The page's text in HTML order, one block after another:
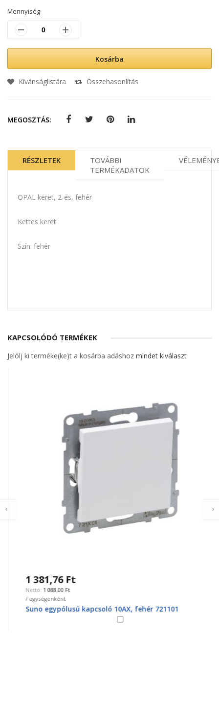
Mennyiség
Kosárba
Kívánságlistára Összehasonlítás
MEGOSZTÁS:
RÉSZLETEK
TOVÁBBI
TERMÉKADATOK
OPAL keret, 2-es, fehér
Kettes keret
Szín: fehér
KAPCSOLÓDÓ TERMÉKEK
Jelölj ki terméke(ke)t a kosárba adáshoz mindet kiválaszt
1 381,76 Ft
1 088,00 Ft
/ egységenként
Suno egypólusú kapcsoló 10AX, fehér 721101